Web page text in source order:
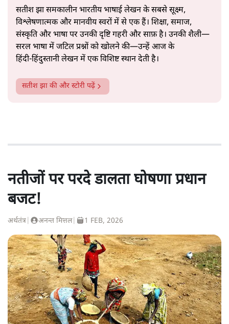
सतीश झा समकालीन भारतीय भाषाई लेखन के सबसे सूक्ष्म,
विश्लेषणात्मक और मानवीय स्वरों में से एक हैं। शिक्षा, समाज,
संस्कृति और भाषा पर उनकी दृष्टि गहरी और साफ़ है। उनकी शैली—
सरल भाषा में जटिल प्रश्नों को खोलने की—उन्हें आज के
हिंदी‑हिंदुस्तानी लेखन में एक विशिष्ट स्थान देती है।
सतीश झा की और स्टोरी पढ़ें
नतीजों पर परदे डालता घोषणा प्रधान
बजट!
अर्थतंत्र अनन्त मित्तल| 1 FEB, 2026